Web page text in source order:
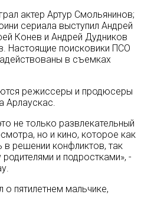
актер Артур Смольянинов;
сериала выступил Андрей
Конев и Андрей Дудников
Настоящие поисковики ПСО
в съемках
режиссеры и продюсеры
Арлаускас.
не только развлекательный
но и кино, которое как
решении конфликтов, так
и подростками», -
пятилетнем мальчике,